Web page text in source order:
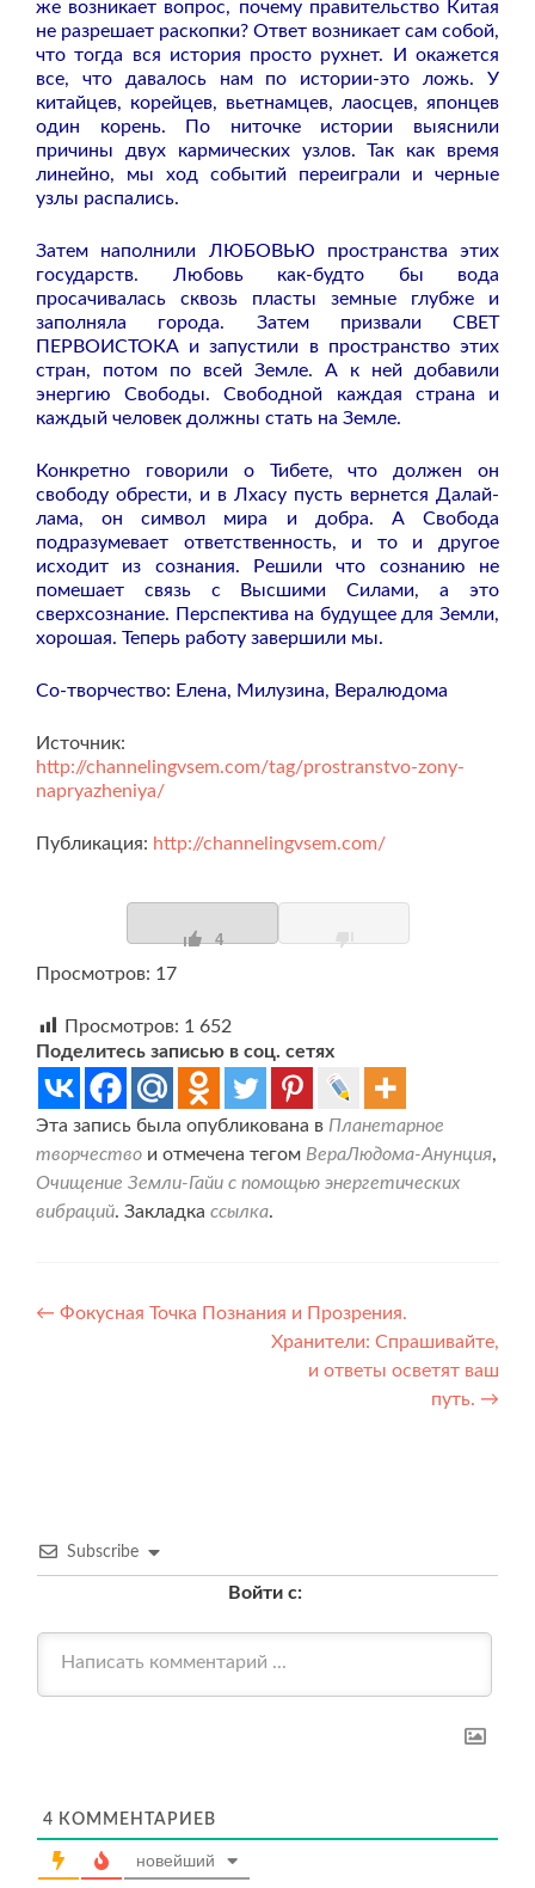
же возникает вопрос, почему правительство Китая
не разрешает раскопки? Ответ возникает сам собой,
что тогда вся история просто рухнет. И окажется
все, что давалось нам по истории-это ложь. У
китайцев, корейцев, вьетнамцев, лаосцев, японцев
один корень. По ниточке истории выяснили
причины двух кармических узлов. Так как время
линейно, мы ход событий переиграли и черные
узлы распались.
Затем наполнили ЛЮБОВЬЮ пространства этих
государств. Любовь как-будто бы вода
просачивалась сквозь пласты земные глубже и
заполняла города. Затем призвали СВЕТ
ПЕРВОИСТОКА и запустили в пространство этих
стран, потом по всей Земле. А к ней добавили
энергию Свободы. Свободной каждая страна и
каждый человек должны стать на Земле.
Конкретно говорили о Тибете, что должен он
свободу обрести, и в Лхасу пусть вернется Далай-
лама, он символ мира и добра. А Свобода
подразумевает ответственность, и то и другое
исходит из сознания. Решили что сознанию не
помешает связь с Высшими Силами, а это
сверхсознание. Перспектива на будущее для Земли,
хорошая. Теперь работу завершили мы.
Со-творчество: Елена, Милузина, Вералюдома
Источник:
http://channelingvsem.com/tag/prostranstvo-zony-
napryazheniya/
Публикация: http://channelingvsem.com/
4
Просмотров: 17
Просмотров: 1 652
Поделитесь записью в соц. сетях
Эта запись была опубликована в Планетарное
творчество и отмечена тегом ВераЛюдома-Анунция,
Очищение Земли-Гайи с помощью энергетических
вибраций. Закладка ссылка.
Навигация
← Фокусная Точка Познания и Прозрения.
Хранители: Спрашивайте,
и ответы осветят ваш
путь. →
Subscribe
Войти с:
4 КОММЕНТАРИЕВ
новейший